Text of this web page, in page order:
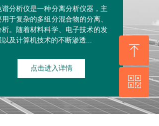
谱分析仪是一种分离分析仪器，主
用于复杂的多组分混合物的分离、
析。随着材料科学、电子技术的发
以及计算机技术的不断渗透...
点击进入详情
ꁸ
回到顶部
ꀥ
WhatsApp 二维码